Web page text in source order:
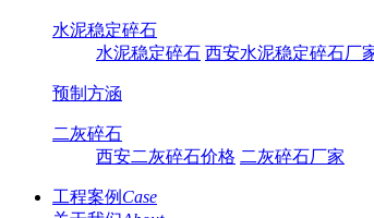
水泥稳定碎石
水泥稳定碎石 西安水泥稳定碎石厂
预制方涵
二灰碎石
西安二灰碎石价格 二灰碎石厂家
工程案例 Case